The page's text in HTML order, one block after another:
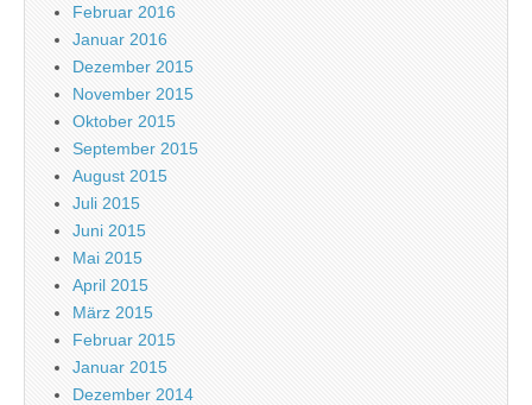
Februar 2016
Januar 2016
Dezember 2015
November 2015
Oktober 2015
September 2015
August 2015
Juli 2015
Juni 2015
Mai 2015
April 2015
März 2015
Februar 2015
Januar 2015
Dezember 2014